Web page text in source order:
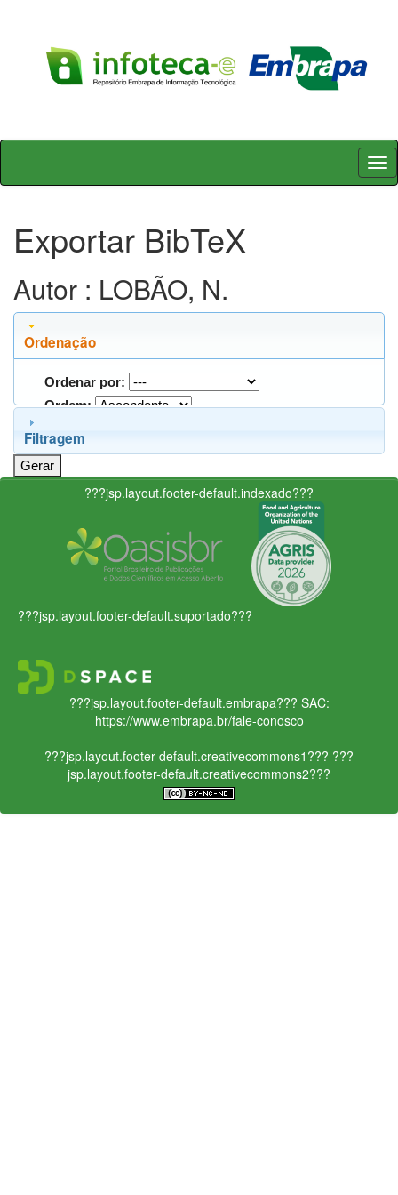
Skip
Exportar BibTeX
Autor : LOBÃO, N.
Ordenação
Ordenar por:
Ordem:
Filtragem
???jsp.layout.footer-default.indexado???
???jsp.layout.footer-default.suportado???
???jsp.layout.footer-default.embrapa??? SAC:
https://www.embrapa.br/fale-conosco
???jsp.layout.footer-default.creativecommons1??? ???
jsp.layout.footer-default.creativecommons2???